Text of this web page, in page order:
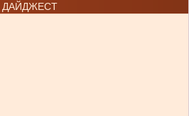
ДАЙДЖЕСТ